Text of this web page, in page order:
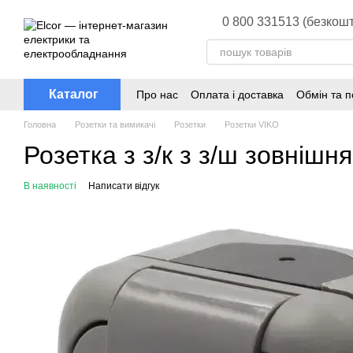
0 800 331513
Каталог Про нас Оплата і доставка Обмін та
Головна Розетки та вимикачі Розетки Розетки VIKO
Розетка з з/к з з/ш
В наявності Написати відгук